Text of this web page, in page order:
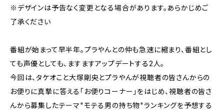
※デザインは予告なく変更となる場合があります。あらかじめご
了承ください
番組が始まって早半年。プラやんとの仲も急速に縮まり、番組とし
ても声優としても、ますますアップデートする2人。
今回は、タケオこと大塚剛央とプラやんが視聴者の皆さんからの
お便りに真摯に答える「お便りコーナー」をはじめ、視聴者の皆さ
んから募集したテーマ"モテる男の持ち物"ランキングを予想する